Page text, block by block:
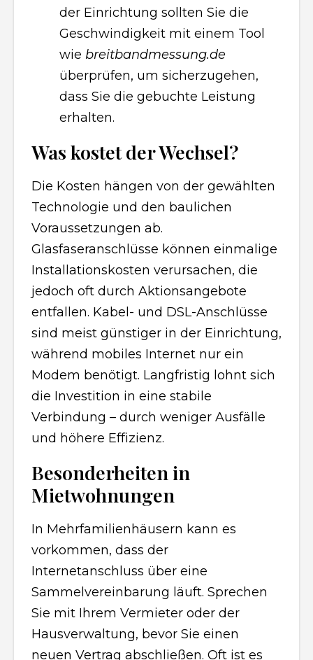
der Einrichtung sollten Sie die
Geschwindigkeit mit einem Tool
wie breitbandmessung.de
überprüfen, um sicherzugehen,
dass Sie die gebuchte Leistung
erhalten.
Was kostet der Wechsel?
Die Kosten hängen von der gewählten
Technologie und den baulichen
Voraussetzungen ab.
Glasfaseranschlüsse können einmalige
Installationskosten verursachen, die
jedoch oft durch Aktionsangebote
entfallen. Kabel- und DSL-Anschlüsse
sind meist günstiger in der Einrichtung,
während mobiles Internet nur ein
Modem benötigt. Langfristig lohnt sich
die Investition in eine stabile
Verbindung – durch weniger Ausfälle
und höhere Effizienz.
Besonderheiten in
Mietwohnungen
In Mehrfamilienhäusern kann es
vorkommen, dass der
Internetanschluss über eine
Sammelvereinbarung läuft. Sprechen
Sie mit Ihrem Vermieter oder der
Hausverwaltung, bevor Sie einen
neuen Vertrag abschließen. Oft ist es